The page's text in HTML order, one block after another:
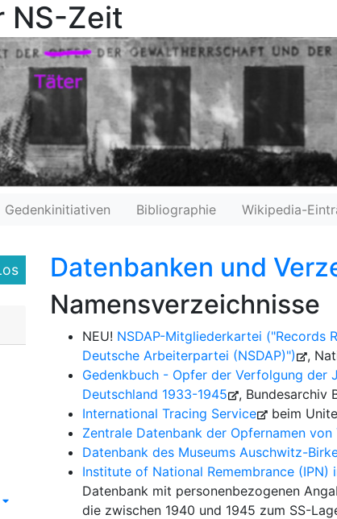
NS-Zeit
Gedenkinitiativen Bibliographie Wikipedia-
Datenbanken und
Namensverzeichnisse
NEU! NSDAP-Mitgliederkartei ("Records
Deutsche Arbeiterpartei (NSDAP)")
,
Gedenkbuch - Opfer der Verfolgung der
Deutschland 1933-1945
, Bundesarchiv
International Tracing Service
beim
Zentrale Datenbank der Opfernamen von
Datenbank des Museums Auschwitz-
Institute of National Remembrance
Datenbank mit personenbezogenen
die zwischen 1940 und 1945 zum SS-